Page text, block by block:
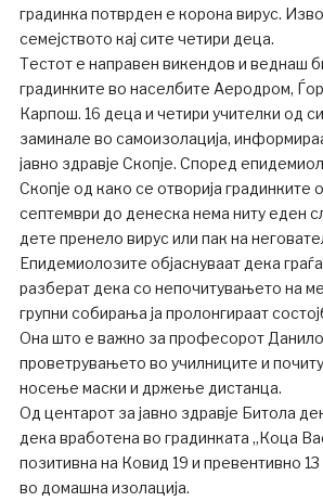
градинка потврден е корона вирус.
семејството кај сите четири деца.
Тестот е направен викендов и веднаш
градинките во населбите Аеродром,
Карпош. 16 деца и четири учителки од
заминале во самоизолација,
јавно здравје Скопје. Според
Скопје од како се отворија градинките
септември до денеска нема ниту еден
дете пренело вирус или пак на
Епидемиолозите објаснуваат дека
разберат дека со непочитувањето на
групни собирања ја пролонгираат
Она што е важно за професорот
проветрувањето во училниците и
носење маски и држење дистанца.
Од центарот за јавно здравје Битола
дека вработена во градинката „Коца
позитивна на Ковид 19 и превентивно
во домашна изолација.